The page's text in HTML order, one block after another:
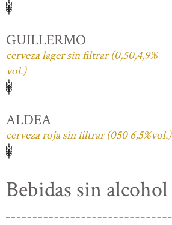
GUILLERMO
cerveza lager sin filtrar (0,50,4,9%
vol.)
ALDEA
cerveza roja sin filtrar (050 6,5%vol.)
Bebidas sin alcohol